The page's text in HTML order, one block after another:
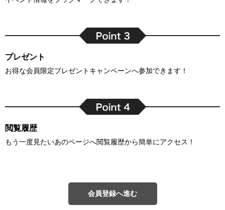
プレゼント
お得な会員限定プレゼントキャンペーンへ参加できます！
閲覧履歴
もう一度見たいあのページへ閲覧履歴から簡単にアクセス！
会員登録へ進む